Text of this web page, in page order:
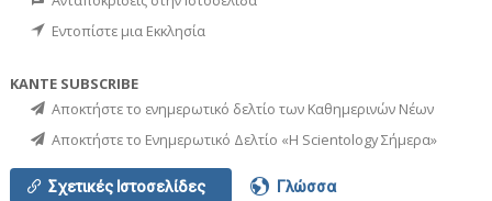
Εντοπίστε μια Εκκλησία
ΚΑΝΤΕ SUBSCRIBE
Αποκτήστε το ενημερωτικό δελτίο των Καθημερινών Νέων
Αποκτήστε το Ενημερωτικό Δελτίο «Η Scientology Σήμερα»
Σχετικές Ιστοσελίδες Γλώσσα